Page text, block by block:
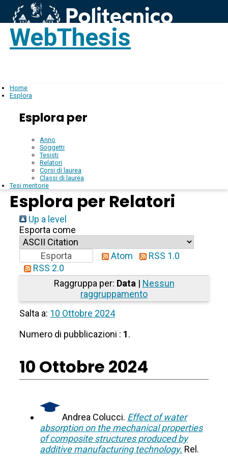
WebThesis
Home
Esplora
Esplora per
Anno
Soggetti
Tesisti
Relatori
Corsi di laurea
Classi di laurea
Tesi meritorie
Esplora per Relatori
Up a level
Esporta come
Atom
RSS 1.0
RSS 2.0
Raggruppa per: Data| Nessun
raggruppamento
Salta a: 10 Ottobre 2024
Numero di pubblicazioni : 1.
10 Ottobre 2024
Andrea Colucci. Effect of water
absorption on the mechanical properties
of composite structures produced by
additive manufacturing technology. Rel.